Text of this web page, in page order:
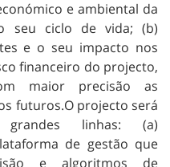
e ambiental da
seu ciclo de vida; (b)
e o seu impacto nos
financeiro do projecto,
maior precisão as
futuros.O projecto será
linhas: (a)
de gestão que
e algoritmos de